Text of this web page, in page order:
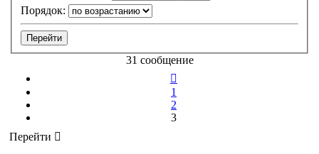
Порядок:
31 сообщение
1
2
3
Перейти